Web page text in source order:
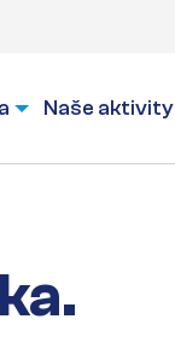
Naše aktivity